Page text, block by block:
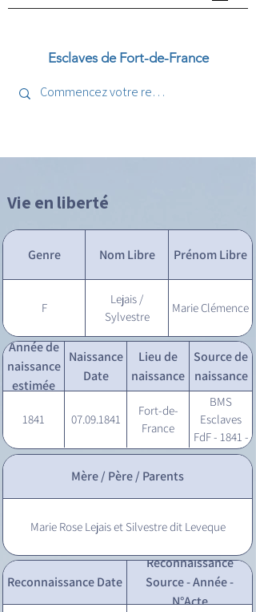
Esclaves de Fort-de-France
Vie en liberté
Genre Nom Libre Prénom Libre
F
Lejais /
Sylvestre
Marie Clémence
Année de
naissance
estimée
Naissance
Date
Lieu de
naissance
Source de
naissance
1841 07.09.1841
Fort-de-
France
BMS
Esclaves
FdF - 1841 -
244
Mère / Père / Parents
Marie Rose Lejais et Silvestre dit Leveque
Reconnaissance Date
Reconnaissance
Source - Année -
N°Acte